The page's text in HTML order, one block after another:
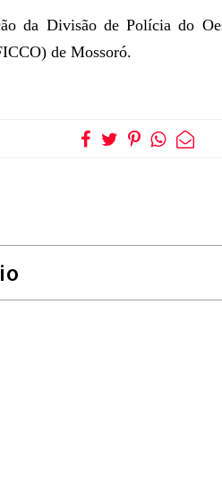
da Divisão de Polícia do
de Mossoró.